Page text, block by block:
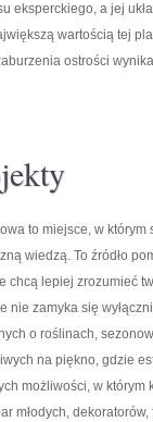
eksperckiego, a jej
wartością tej
ostrości
to miejsce, w
wiedzą. To źródło
chcą lepiej zrozumieć
nie zamyka się
o roślinach,
na piękno, gdzie
możliwości, w którym
młodych, dekoratorów,